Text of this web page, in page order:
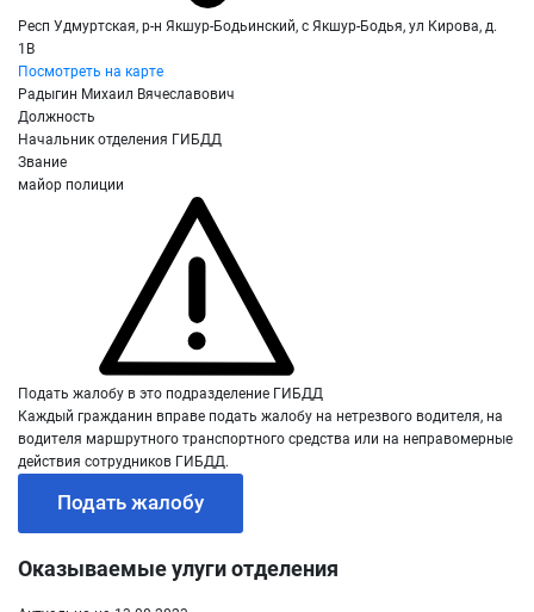
Респ Удмуртская, р-н Якшур-Бодьинский, с Якшур-Бодья, ул Кирова, д.
1В
Посмотреть на карте
Радыгин Михаил Вячеславович
Должность
Начальник отделения ГИБДД
Звание
майор полиции
Подать жалобу в это подразделение ГИБДД
Каждый гражданин вправе подать жалобу на нетрезвого водителя, на
водителя маршрутного транспортного средства или на неправомерные
действия сотрудников ГИБДД.
Подать жалобу
Оказываемые улуги отделения